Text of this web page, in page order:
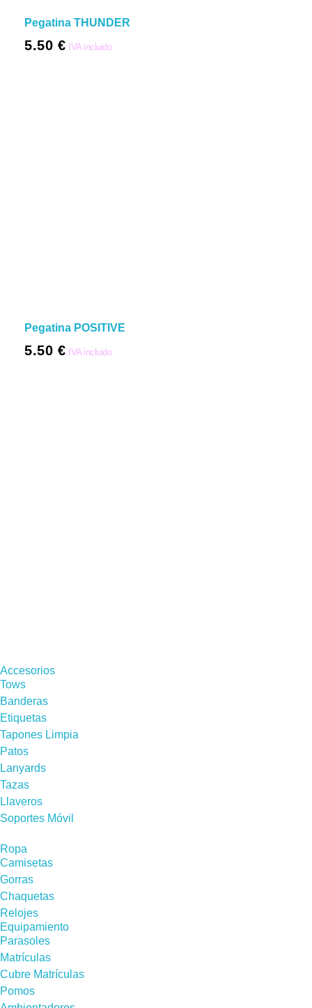
Pegatina THUNDER
5.50 € IVA incluido
Pegatina POSITIVE
5.50 € IVA incluido
Accesorios
Tows
Banderas
Etiquetas
Tapones Limpia
Patos
Lanyards
Tazas
Llaveros
Soportes Móvil
Ropa
Camisetas
Gorras
Chaquetas
Relojes
Equipamiento
Parasoles
Matrículas
Cubre Matrículas
Pomos